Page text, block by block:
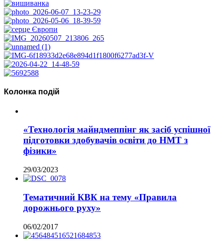
Колонка подій
«Технологія майндмеппінг як засіб успішної
підготовки здобувачів освіти до НМТ з
фізики»
29/03/2023
Тематичний КВК на тему «Правила
дорожнього руху»
06/02/2017